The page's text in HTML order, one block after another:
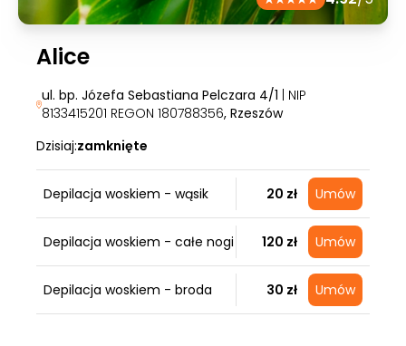
Alice
ul. bp. Józefa Sebastiana Pelczara 4/1 | NIP
8133415201 REGON 180788356, Rzeszów
Dzisiaj:zamknięte
Depilacja woskiem - wąsik 20 zł Umów
Depilacja woskiem - całe nogi 120 zł Umów
Depilacja woskiem - broda 30 zł Umów